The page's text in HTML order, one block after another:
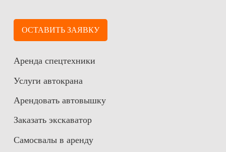
ОСТАВИТЬ ЗАЯВКУ
Аренда спецтехники
Услуги автокрана
Арендовать автовышку
Заказать экскаватор
Самосвалы в аренду